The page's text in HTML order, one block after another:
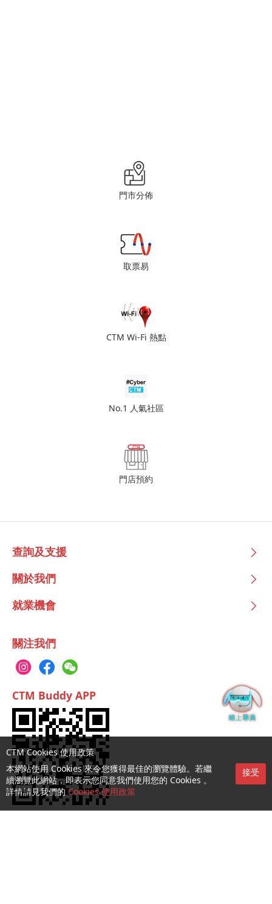
門市分佈
取票易
CTM Wi-Fi 熱點
No.1 人氣社區
門店預約
查詢及支援
關於我們
就業機會
關注我們
CTM Buddy APP
CTM Cookies 使用政策
本網站使用 Cookies 來令您獲得最佳的瀏覽體驗。若繼
續瀏覽此網站，即表示您同意我們使用您的 Cookies 。
詳情請見我們的 Cookies 使用政策
接受